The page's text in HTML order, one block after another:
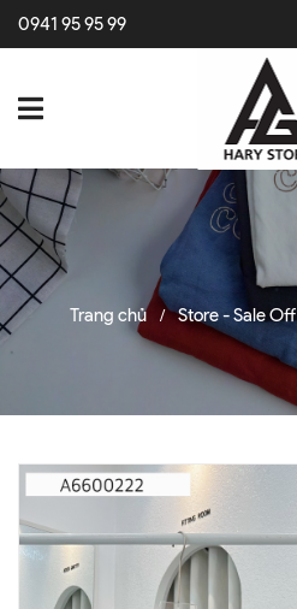
0941 95 95 99
Trang chủ / Store - Sale Off